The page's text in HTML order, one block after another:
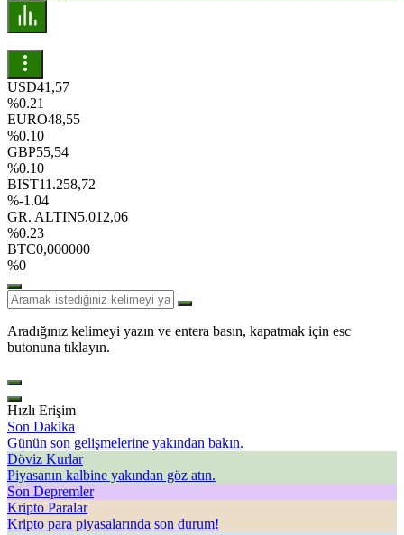
USD41,57
%0.21
EURO48,55
%0.10
GBP55,54
%0.10
BIST11.258,72
%-1.04
GR. ALTIN5.012,06
%0.23
BTC0,000000
%0
Aradığınız kelimeyi yazın ve entera basın, kapatmak için esc
butonuna tıklayın.
Hızlı Erişim
Son Dakika
Günün son gelişmelerine yakından bakın.
Döviz Kurlar
Piyasanın kalbine yakından göz atın.
Son Depremler
Kripto Paralar
Kripto para piyasalarında son durum!